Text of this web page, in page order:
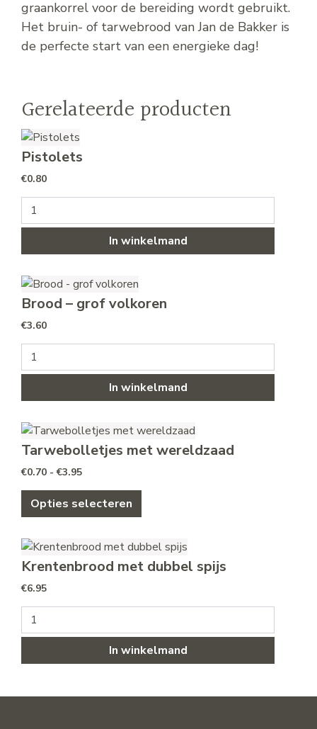
graankorrel voor de bereiding wordt gebruikt.
Het bruin- of tarwebrood van Jan de Bakker is
de perfecte start van een energieke dag!
Gerelateerde producten
Pistolets
€0.80
Pistolets aantal
In winkelmand
Brood – grof volkoren
€3.60
Brood - grof volkoren aantal
In winkelmand
Tarwebolletjes met wereldzaad
€0.70 - €3.95Prijsklasse: €0.70 tot €3.95
Opties selecteren
Krentenbrood met dubbel spijs
€6.95
Krentenbrood met dubbel spijs aantal
In winkelmand